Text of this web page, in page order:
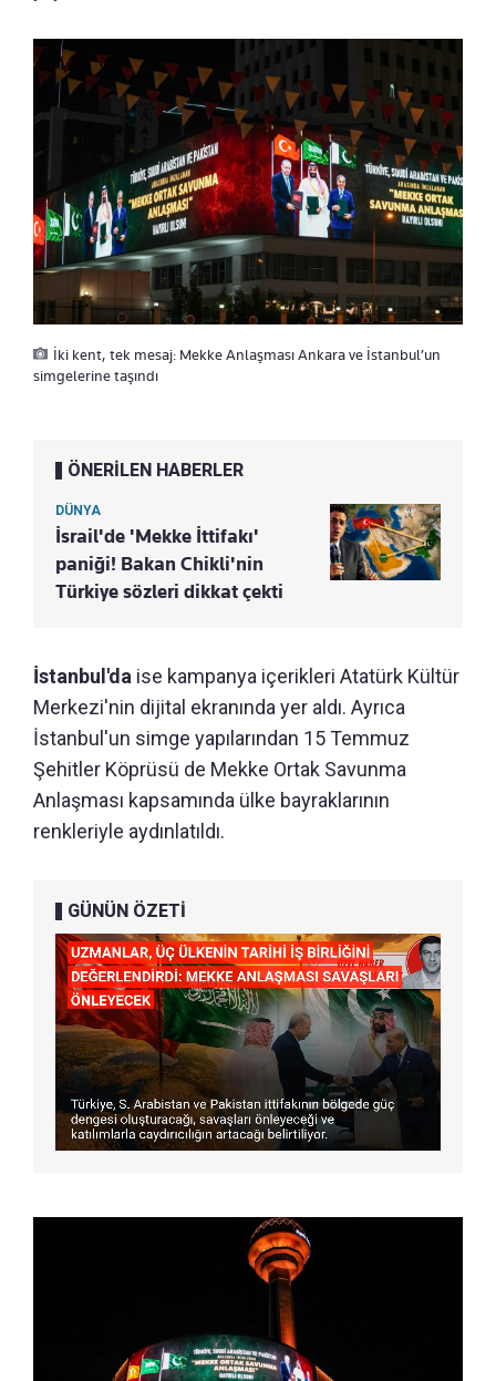
İki kent, tek mesaj: Mekke Anlaşması Ankara ve İstanbul’un
simgelerine taşındı
ÖNERİLEN HABERLER
DÜNYA
İsrail'de 'Mekke İttifakı'
paniği! Bakan Chikli'nin
Türkiye sözleri dikkat çekti
İstanbul'da ise kampanya içerikleri Atatürk Kültür
Merkezi'nin dijital ekranında yer aldı. Ayrıca
İstanbul'un simge yapılarından 15 Temmuz
Şehitler Köprüsü de Mekke Ortak Savunma
Anlaşması kapsamında ülke bayraklarının
renkleriyle aydınlatıldı.
GÜNÜN ÖZETİ